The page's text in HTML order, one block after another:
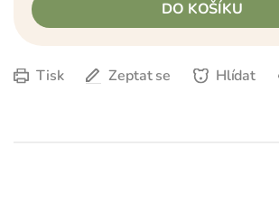
DO KOŠÍKU
Tisk Zeptat se Hlídat